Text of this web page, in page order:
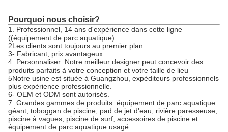
Pourquoi nous choisir?
1. Professionnel, 14 ans d'expérience dans cette ligne
((équipement de parc aquatique).
2Les clients sont toujours au premier plan.
3- Fabricant, prix avantageux.
4. Personnaliser: Notre meilleur designer peut concevoir des
produits parfaits à votre conception et votre taille de lieu
5Notre usine est située à Guangzhou, expéditeurs professionnels
plus expérience professionnelle.
6- OEM et ODM sont autorisés.
7. Grandes gammes de produits: équipement de parc aquatique
géant, toboggan de piscine, pad de jet d'eau, rivière paresseuse,
piscine à vagues, piscine de surf, accessoires de piscine et
équipement de parc aquatique usagé